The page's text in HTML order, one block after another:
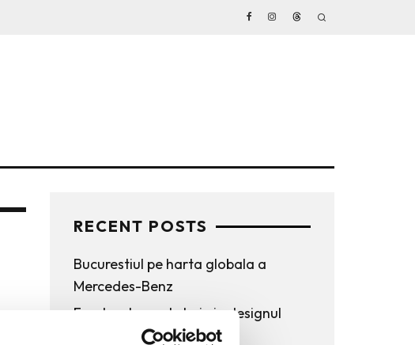
RECENT POSTS
Bucurestiul pe harta globala a
Mercedes-Benz
Funda, element cheie in designul
rochiilor de ocazie